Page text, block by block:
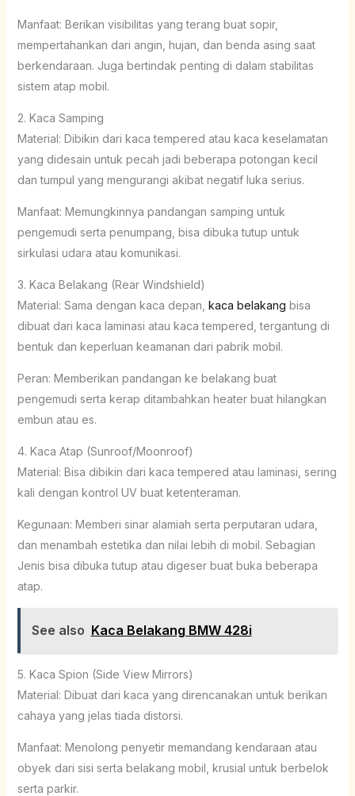
Manfaat: Berikan visibilitas yang terang buat sopir,
mempertahankan dari angin, hujan, dan benda asing saat
berkendaraan. Juga bertindak penting di dalam stabilitas
sistem atap mobil.
2. Kaca Samping
Material: Dibikin dari kaca tempered atau kaca keselamatan
yang didesain untuk pecah jadi beberapa potongan kecil
dan tumpul yang mengurangi akibat negatif luka serius.
Manfaat: Memungkinnya pandangan samping untuk
pengemudi serta penumpang, bisa dibuka tutup untuk
sirkulasi udara atau komunikasi.
3. Kaca Belakang (Rear Windshield)
Material: Sama dengan kaca depan, kaca belakang bisa
dibuat dari kaca laminasi atau kaca tempered, tergantung di
bentuk dan keperluan keamanan dari pabrik mobil.
Peran: Memberikan pandangan ke belakang buat
pengemudi serta kerap ditambahkan heater buat hilangkan
embun atau es.
4. Kaca Atap (Sunroof/Moonroof)
Material: Bisa dibikin dari kaca tempered atau laminasi, sering
kali dengan kontrol UV buat ketenteraman.
Kegunaan: Memberi sinar alamiah serta perputaran udara,
dan menambah estetika dan nilai lebih di mobil. Sebagian
Jenis bisa dibuka tutup atau digeser buat buka beberapa
atap.
See also Kaca Belakang BMW 428i
5. Kaca Spion (Side View Mirrors)
Material: Dibuat dari kaca yang direncanakan untuk berikan
cahaya yang jelas tiada distorsi.
Manfaat: Menolong penyetir memandang kendaraan atau
obyek dari sisi serta belakang mobil, krusial untuk berbelok
serta parkir.